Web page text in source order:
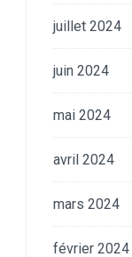
juillet 2024
juin 2024
mai 2024
avril 2024
mars 2024
février 2024